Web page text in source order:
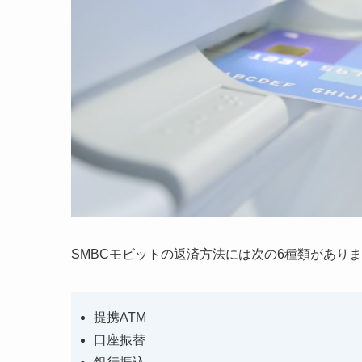
SMBCモビットの返済方法には次の6種類があり
提携ATM
口座振替